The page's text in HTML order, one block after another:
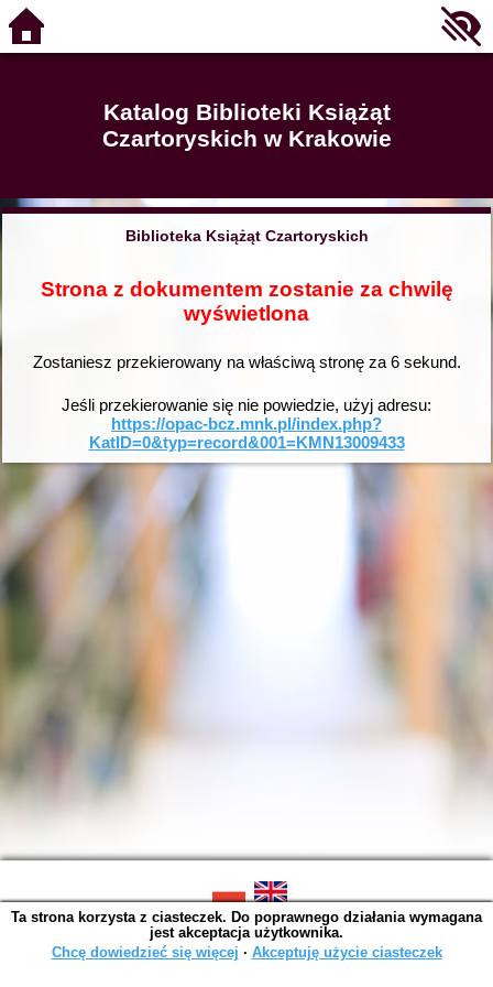
Katalog Biblioteki Książąt
Czartoryskich w Krakowie
Biblioteka Książąt Czartoryskich
Strona z dokumentem zostanie za chwilę
wyświetlona
Zostaniesz przekierowany na właściwą stronę za 6sekund.
Jeśli przekierowanie się nie powiedzie, użyj adresu:
https://opac-bcz.mnk.pl/index.php?
KatID=0&typ=record&001=KMN13009433
SOWA OPAC v. 6.11.10 (2026-07-24)
Wygenerowano w 0,0014 s.
Ta strona korzysta z ciasteczek. Do poprawnego działania wymagana
jest akceptacja użytkownika.
Chcę dowiedzieć się więcej ∙ Akceptuję użycie ciasteczek